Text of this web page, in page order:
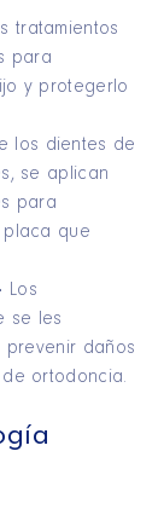
tratamientos
para
y protegerlo
los dientes de
se aplican
para
que
Los
se les
daños
ortodoncia.